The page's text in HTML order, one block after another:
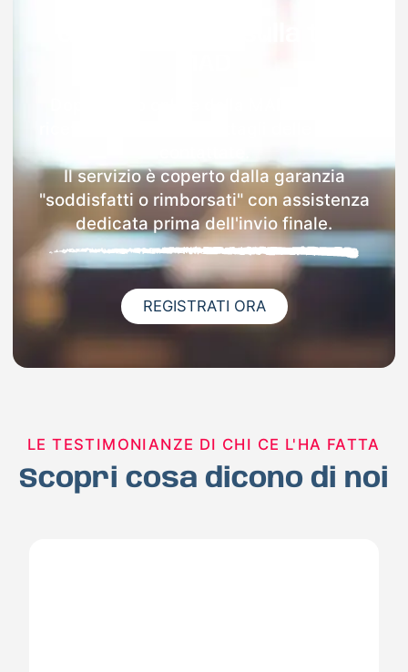
Il servizio è coperto dalla garanzia
"soddisfatti o rimborsati" con assistenza
dedicata prima dell'invio finale.
REGISTRATI ORA
LE TESTIMONIANZE DI CHI CE L'HA FATTA
Scopri cosa dicono di noi